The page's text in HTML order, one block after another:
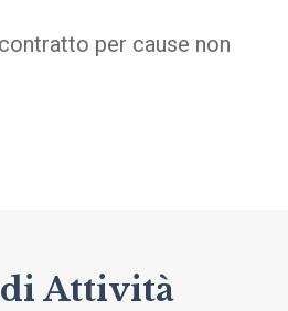
per cause non
Attività